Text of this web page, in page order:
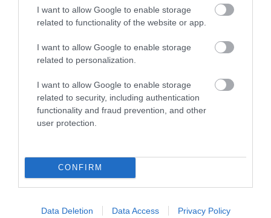
I want to allow Google to enable storage
related to functionality of the website or app.
I want to allow Google to enable storage
related to personalization.
I want to allow Google to enable storage
related to security, including authentication
functionality and fraud prevention, and other
user protection.
CONFIRM
Data Deletion Data Access Privacy Policy
MENTŐK IS A HELYSZÍNRE ÉRKE...
2026. augusztus 06|Riasztó
HÍREK A GARÁZSBÓL: CHERY TIGGO 9
2026. augusztus 06|Barta Autó